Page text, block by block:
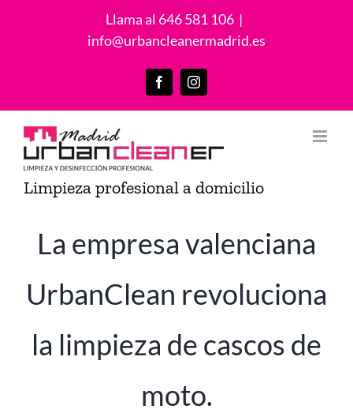
Llama al 646 581 106 |
info@urbancleanermadrid.es
FacebookInstagram
Limpieza profesional a domicilio
La empresa valenciana
UrbanClean revoluciona
la limpieza de cascos de
moto.